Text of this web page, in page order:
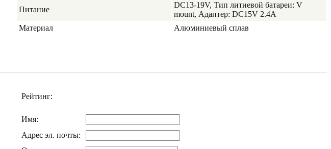
Питание
DC13-19V, Тип литиевой батареи: V
mount, Адаптер: DC15V 2.4A
Материал
Алюминиевый сплав
Рейтинг:
Имя:
Адрес эл. почты: